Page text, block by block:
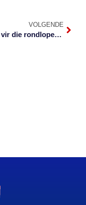
VOLGENDE
Pasop vir die rondloperleeu of leeus